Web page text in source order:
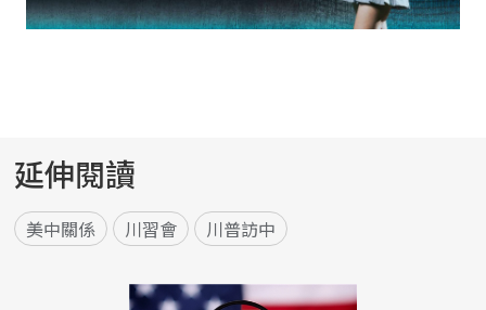
延伸閱讀
美中關係 川習會 川普訪中